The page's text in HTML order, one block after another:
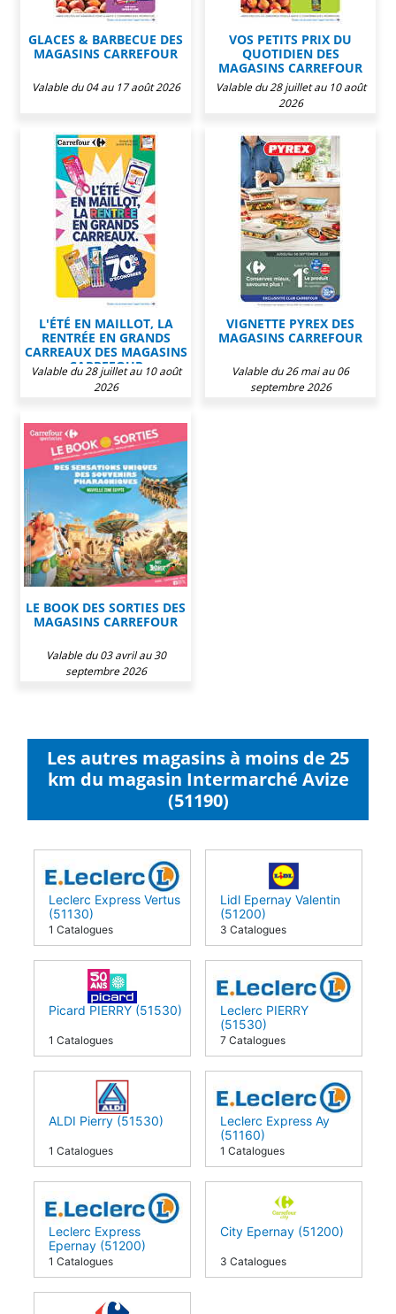
GLACES & BARBECUE DES
MAGASINS CARREFOUR
Valable du 04 au 17 août 2026
VOS PETITS PRIX DU
QUOTIDIEN DES
MAGASINS CARREFOUR
Valable du 28 juillet au 10 août
2026
L'ÉTÉ EN MAILLOT, LA
RENTRÉE EN GRANDS
CARREAUX DES MAGASINS
CARREFOUR
Valable du 28 juillet au 10 août
2026
VIGNETTE PYREX DES
MAGASINS CARREFOUR
Valable du 26 mai au 06
septembre 2026
LE BOOK DES SORTIES DES
MAGASINS CARREFOUR
Valable du 03 avril au 30
septembre 2026
Les autres magasins à moins de 25
km du magasin Intermarché Avize
(51190)
Leclerc Express Vertus
(51130)
1 Catalogues
Lidl Epernay Valentin
(51200)
3 Catalogues
Picard PIERRY (51530)
1 Catalogues
Leclerc PIERRY
(51530)
7 Catalogues
ALDI Pierry (51530)
1 Catalogues
Leclerc Express Ay
(51160)
1 Catalogues
Leclerc Express
Epernay (51200)
1 Catalogues
City Epernay (51200)
3 Catalogues